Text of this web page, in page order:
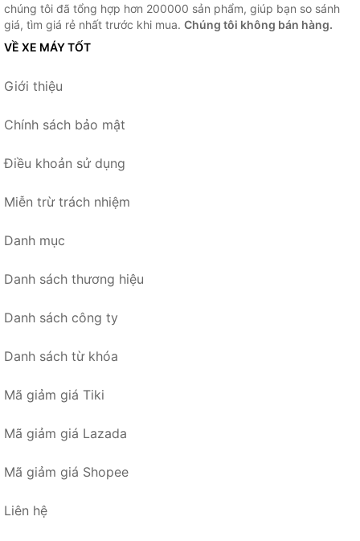
chúng tôi đã tổng hợp hơn 200000 sản phẩm, giúp bạn so sánh
giá, tìm giá rẻ nhất trước khi mua. Chúng tôi không bán hàng.
VỀ XE MÁY TỐT
Giới thiệu
Chính sách bảo mật
Điều khoản sử dụng
Miễn trừ trách nhiệm
Danh mục
Danh sách thương hiệu
Danh sách công ty
Danh sách từ khóa
Mã giảm giá Tiki
Mã giảm giá Lazada
Mã giảm giá Shopee
Liên hệ